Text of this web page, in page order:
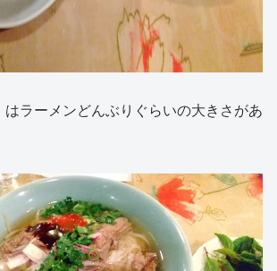
はラーメンどんぶりぐらいの大きさがあ